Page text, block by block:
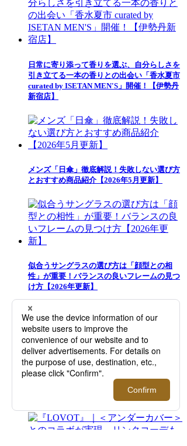
日常に寄り添って香りを選ぶ、自分らしさを
引き立てる一本の香りとの出会い「香水夏市
curated by ISETAN MEN'S」開催！【伊勢丹
新宿店】
メンズ「日傘」徹底解説！失敗しない選び方
とおすすめ商品紹介【2026年5月更新】
似合うサングラスの選び方は「顔型との相
性」が重要！バランスの良いフレームの見つ
け方【2026年更新】
＜エトロ＞｜髙橋海人とのコラボレーション
による「ETRO per Kaito Takahashi」から新
たなコレクションが登場【伊勢丹新宿店】